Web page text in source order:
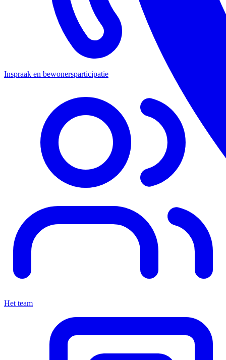
Inspraak en bewonersparticipatie
Het team